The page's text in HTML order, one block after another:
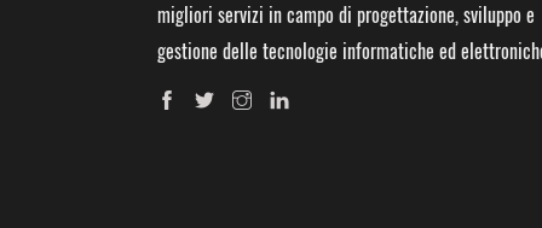
migliori servizi in campo di progettazione, sviluppo e
gestione delle tecnologie informatiche ed